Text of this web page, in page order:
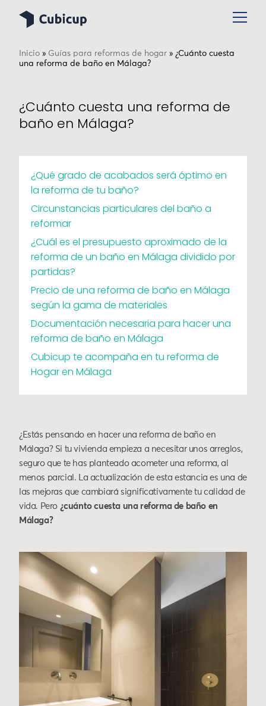
Inicio » Guías para reformas de hogar » ¿Cuánto cuesta
una reforma de baño en Málaga?
¿Cuánto cuesta una reforma de
baño en Málaga?
¿Qué grado de acabados será óptimo en
la reforma de tu baño?
Circunstancias particulares del baño a
reformar
¿Cuál es el presupuesto aproximado de la
reforma de un baño en Málaga dividido por
partidas?
Precio de una reforma de baño en Málaga
según la gama de materiales
Documentación necesaria para hacer una
reforma de baño en Málaga
Cubicup te acompaña en tu reforma de
Hogar en Málaga
¿Estás pensando en hacer una reforma de baño en
Málaga? Si tu vivienda empieza a necesitar unos arreglos,
seguro que te has planteado acometer una reforma, al
menos parcial. La actualización de esta estancia es una de
las mejoras que cambiará significativamente tu calidad de
vida. Pero ¿cuánto cuesta una reforma de baño en
Málaga?